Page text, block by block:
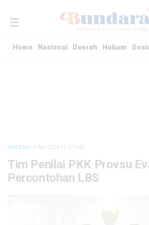
Home Nasional Daerah Hukum
DAERAH · 3 Apr 2024 11:17WIB
Tim Penilai PKK Provsu
Percontohan LBS